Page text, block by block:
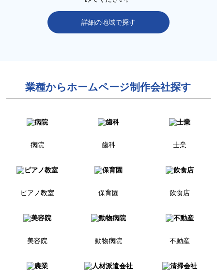
詳細の地域で探す
業種からホームページ制作会社探す
病院 歯科 士業
ピアノ教室 保育園 飲食店
美容院 動物病院 不動産